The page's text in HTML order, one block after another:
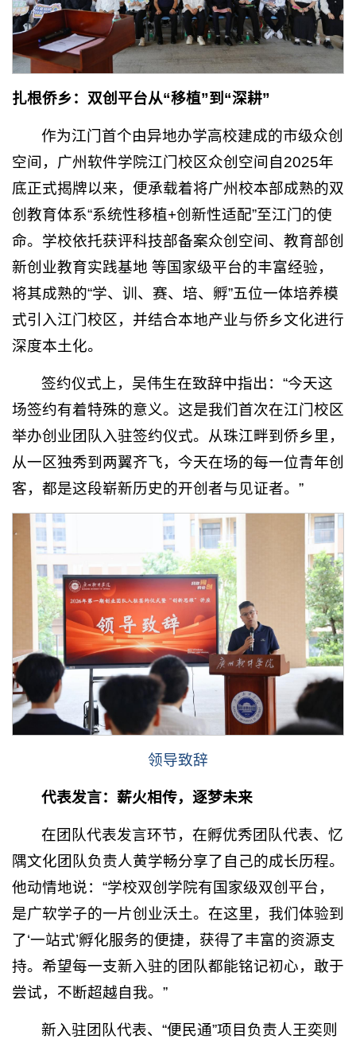
扎根侨乡：双创平台从“移植”到“深耕”
作为江门首个由异地办学高校建成的市级众创
空间，广州软件学院江门校区众创空间自2025年
底正式揭牌以来，便承载着将广州校本部成熟的双
创教育体系“系统性移植+创新性适配”至江门的使
命。学校依托获评科技部备案众创空间、教育部创
新创业教育实践基地 等国家级平台的丰富经验，
将其成熟的“学、训、赛、培、孵”五位一体培养模
式引入江门校区，并结合本地产业与侨乡文化进行
深度本土化。
签约仪式上，吴伟生在致辞中指出：“今天这
场签约有着特殊的意义。这是我们首次在江门校区
举办创业团队入驻签约仪式。从珠江畔到侨乡里，
从一区独秀到两翼齐飞，今天在场的每一位青年创
客，都是这段崭新历史的开创者与见证者。”
领导致辞
代表发言：薪火相传，逐梦未来
在团队代表发言环节，在孵优秀团队代表、忆
隅文化团队负责人黄学畅分享了自己的成长历程。
他动情地说：“学校双创学院有国家级双创平台，
是广软学子的一片创业沃土。在这里，我们体验到
了‘一站式’孵化服务的便捷，获得了丰富的资源支
持。希望每一支新入驻的团队都能铭记初心，敢于
尝试，不断超越自我。”
新入驻团队代表、“便民通”项目负责人王奕则